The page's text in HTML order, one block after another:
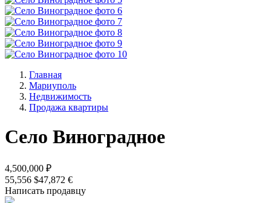
Главная
Мариуполь
Недвижимость
Продажа квартиры
Село Виноградное
4,500,000 ₽
55,556 $47,872 €
Написать продавцу